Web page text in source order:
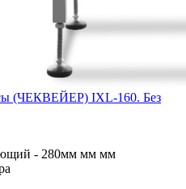
(ЧЕКВЕЙЕР) IXL-160. Без
- 280мм мм мм